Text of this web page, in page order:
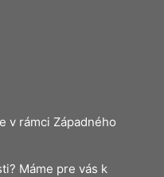
v rámci Západného
Máme pre vás k